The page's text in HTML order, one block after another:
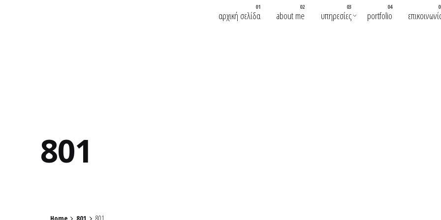
αρχική σελίδα about me υπηρεσίες portfolio
801
Home 801 801